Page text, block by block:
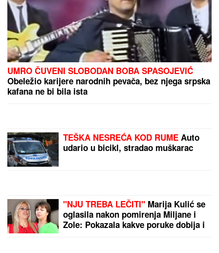
unuka sa autizmom otišla
da živi na selo, pa morala
da donese najtežu
odluku: "Postao je
agresivan"
SKINULA SE NAŠA
PEVAČICA (61)Ponosno
pozirala u bikiniju, a zbog
botoksa joj se lice